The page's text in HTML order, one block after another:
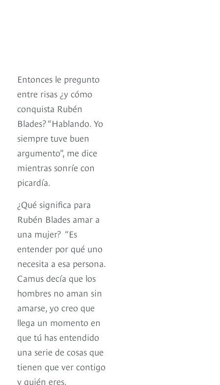
Entonces le pregunto
entre risas ¿y cómo
conquista Rubén
Blades? “Hablando. Yo
siempre tuve buen
argumento”, me dice
mientras sonríe con
picardía.
¿Qué significa para
Rubén Blades amar a
una mujer? “Es
entender por qué uno
necesita a esa persona.
Camus decía que los
hombres no aman sin
amarse, yo creo que
llega un momento en
que tú has entendido
una serie de cosas que
tienen que ver contigo
y quién eres.